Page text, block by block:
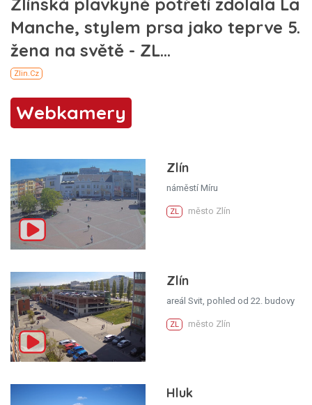
Webkamery
Zlín
náměstí Míru
ZL město Zlín
Zlín
areál Svit, pohled od 22. budovy
ZL město Zlín
Hluk